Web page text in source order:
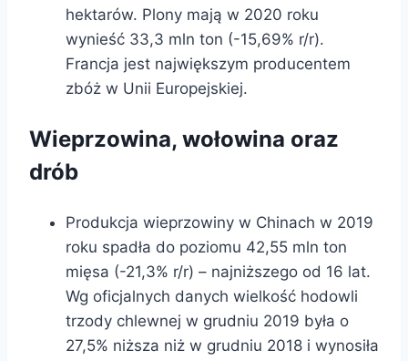
hektarów. Plony mają w 2020 roku
wynieść 33,3 mln ton (-15,69% r/r).
Francja jest największym producentem
zbóż w Unii Europejskiej.
Wieprzowina, wołowina oraz
drób
Produkcja wieprzowiny w Chinach w 2019
roku spadła do poziomu 42,55 mln ton
mięsa (-21,3% r/r) – najniższego od 16 lat.
Wg oficjalnych danych wielkość hodowli
trzody chlewnej w grudniu 2019 była o
27,5% niższa niż w grudniu 2018 i wynosiła